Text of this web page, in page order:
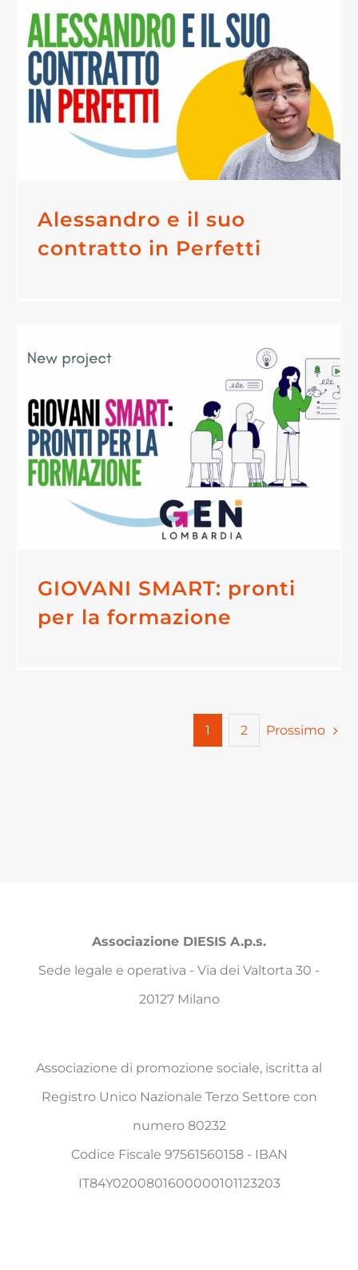
Alessandro e il suo
contratto in Perfetti
GIOVANI SMART: pronti
per la formazione
1 2 Prossimo
Associazione DIESIS A.p.s.
Sede legale e operativa - Via dei Valtorta 30 -
20127 Milano
Associazione di promozione sociale, iscritta al
Registro Unico Nazionale Terzo Settore con
numero 80232
Codice Fiscale 97561560158 - IBAN
IT84Y0200801600000101123203